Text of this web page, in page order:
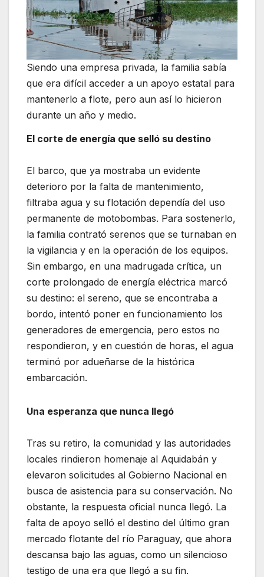
Siendo una empresa privada, la familia sabía
que era difícil acceder a un apoyo estatal para
mantenerlo a flote, pero aun así lo hicieron
durante un año y medio.
El corte de energía que selló su destino
El barco, que ya mostraba un evidente
deterioro por la falta de mantenimiento,
filtraba agua y su flotación dependía del uso
permanente de motobombas. Para sostenerlo,
la familia contrató serenos que se turnaban en
la vigilancia y en la operación de los equipos.
Sin embargo, en una madrugada crítica, un
corte prolongado de energía eléctrica marcó
su destino: el sereno, que se encontraba a
bordo, intentó poner en funcionamiento los
generadores de emergencia, pero estos no
respondieron, y en cuestión de horas, el agua
terminó por adueñarse de la histórica
embarcación.
Una esperanza que nunca llegó
Tras su retiro, la comunidad y las autoridades
locales rindieron homenaje al Aquidabán y
elevaron solicitudes al Gobierno Nacional en
busca de asistencia para su conservación. No
obstante, la respuesta oficial nunca llegó. La
falta de apoyo selló el destino del último gran
mercado flotante del río Paraguay, que ahora
descansa bajo las aguas, como un silencioso
testigo de una era que llegó a su fin.